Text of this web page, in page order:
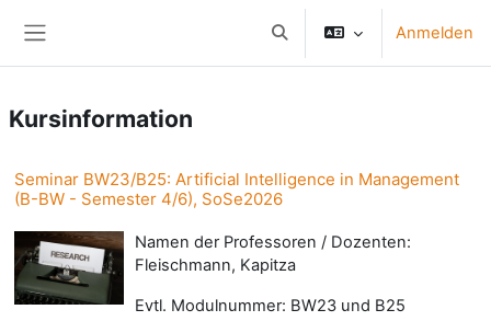
Sucheingabe umschalten
Anmelden
Kursinformation
Seminar BW23/B25: Artificial Intelligence in Management
(B-BW - Semester 4/6), SoSe2026
Namen der Professoren / Dozenten:
Fleischmann, Kapitza
Evtl. Modulnummer: BW23 und B25